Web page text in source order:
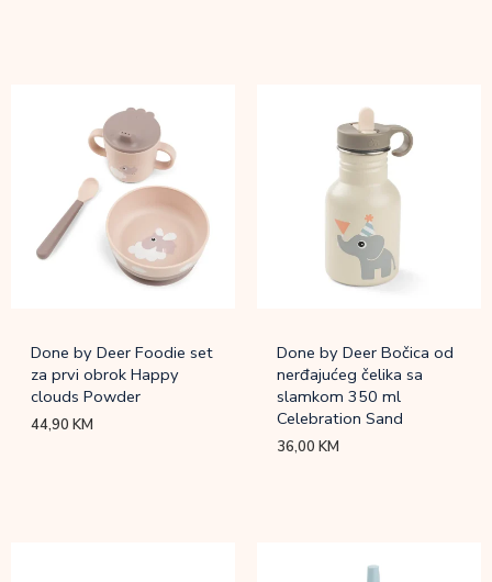
Done by Deer Foodie set
za prvi obrok Happy
clouds Powder
44,90KM
Done by Deer Bočica od
nerđajućeg čelika sa
slamkom 350 ml
Celebration Sand
36,00KM